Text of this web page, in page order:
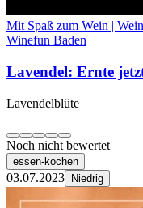
Mit Spaß zum Wein |
Winefun Baden
Lavendel: Ernte
Lavendelblüte
Noch nicht bewertet
essen-kochen
03.07.2023 Niedrig